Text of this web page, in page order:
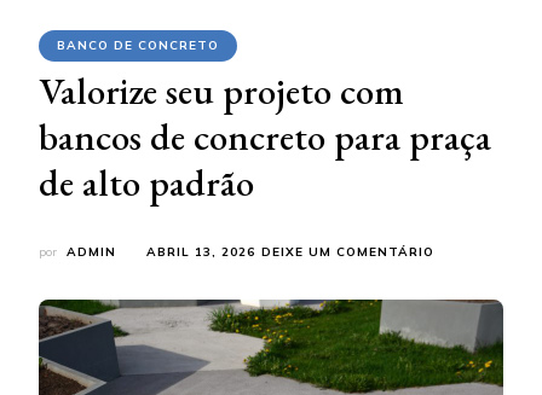
BANCO DE CONCRETO
Valorize seu projeto com
bancos de concreto para praça
de alto padrão
por ADMIN ABRIL 13, 2026 DEIXE UM COMENTÁRIO
PROJETO
COM
BANCOS
DE